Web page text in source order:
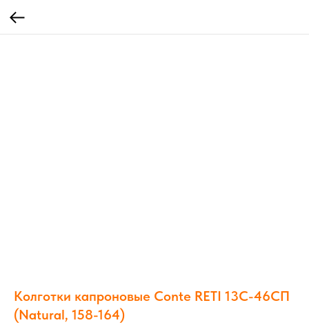
Колготки капроновые Conte RETI 13С-46СП
(Natural, 158-164)